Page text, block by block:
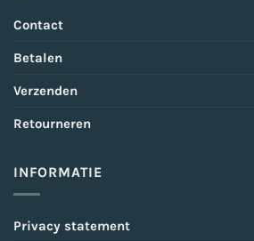
Contact
Betalen
Verzenden
Retourneren
INFORMATIE
Privacy statement